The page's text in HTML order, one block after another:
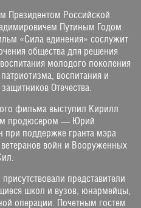
Президентом Российской
Путиным Годом
«Сила единения» сослужит
общества для решения
молодого поколения
воспитания и
Отечества.
фильма выступил Кирилл
продюсером — Юрий
поддержке гранта мэра
войн и Вооруженных
представители
школ и вузов, юнармейцы,
операции. Почетным гостем